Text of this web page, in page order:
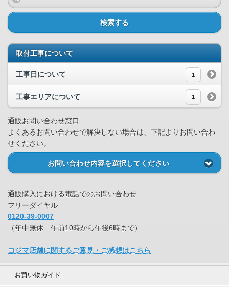
検索する
取付工事について
工事日について 1
工事エリアについて 1
通販お問い合わせ窓口
よくあるお問い合わせで解決しない場合は、下記よりお問い合わ
せください。
お問い合わせ内容を選択してください
通販購入における電話でのお問い合わせ
フリーダイヤル
0120-39-0007
（年中無休 午前10時から午後6時まで）
コジマ店舗に関するご意見・ご感想はこちら
お買い物ガイド